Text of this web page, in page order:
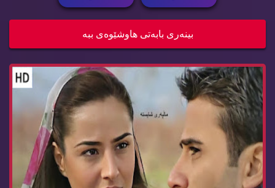
بینه‌ری بابه‌تی هاوشێوه‌ی ببه‌
زنجیره‌ درامای چیرۆكی زستان ئه‌ڵقه‌ی 79 cheroke...